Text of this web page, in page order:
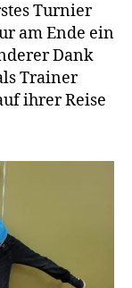
Turnier
am Ende ein
Dank
Trainer
ihrer Reise